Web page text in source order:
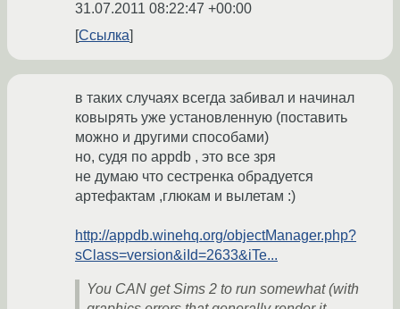
31.07.2011 08:22:47 +00:00
Ссылка
в таких случаях всегда забивал и начинал
ковырять уже установленную (поставить
можно и другими способами)
но, судя по appdb , это все зря
не думаю что сестренка обрадуется
артефактам ,глюкам и вылетам :)
http://appdb.winehq.org/objectManager.php?
sClass=version&iId=2633&iTe...
You CAN get Sims 2 to run somewhat (with